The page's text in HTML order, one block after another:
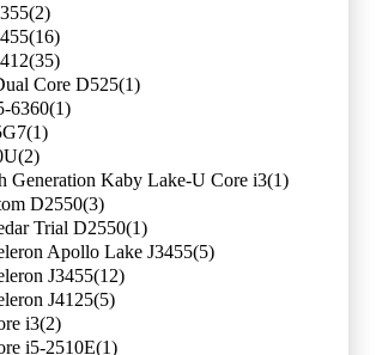
(2)
(16)
(35)
Core D525(1)
6360(1)
(1)
(2)
Generation Kaby Lake-U Core i3(1)
D2550(3)
Trial D2550(1)
Apollo Lake J3455(5)
J3455(12)
J4125(5)
i3(2)
i5-2510E(1)